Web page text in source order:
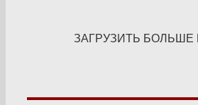
ЗАГРУЗИТЬ БОЛЬШЕ